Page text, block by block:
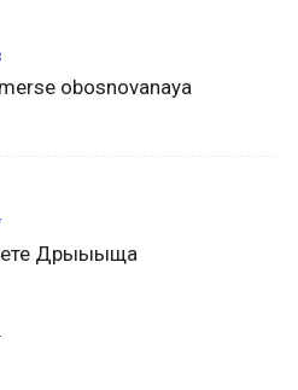
obosnovanaya
Дрыыыща